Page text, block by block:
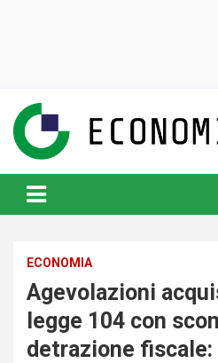
content
ECONOMIA
Agevolazioni
legge 104 con
detrazione fiscale: